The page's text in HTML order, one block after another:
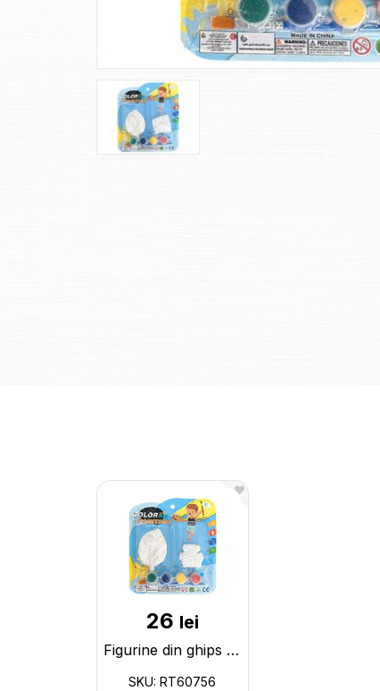
26 lei
Figurine din ghips set animale 3buc (de desenat) RT60756
SKU: RT60756